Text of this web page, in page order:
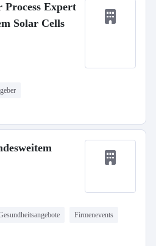
Process Expert
Solar Cells
Firmenevents